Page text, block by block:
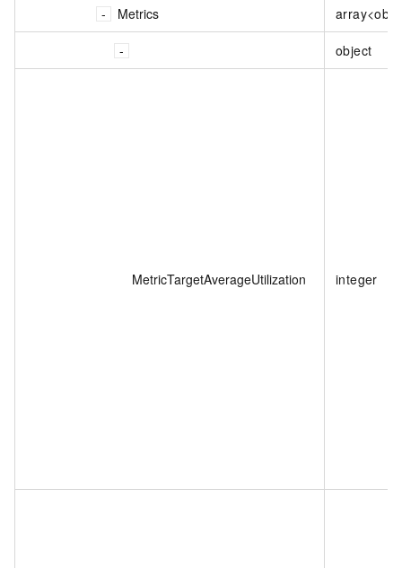
Metrics
object
MetricTargetAverageUtilization integer